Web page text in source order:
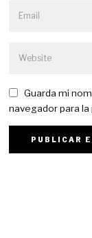
Guarda mi
navegador para